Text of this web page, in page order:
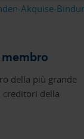
della più grande
creditori della